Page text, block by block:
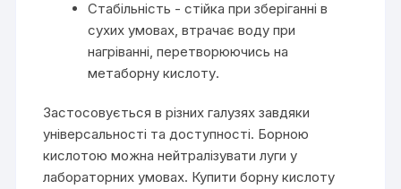
Стабільність - стійка при зберіганні в
сухих умовах, втрачає воду при
нагріванні, перетворюючись на
метаборну кислоту.
Застосовується в різних галузях завдяки
універсальності та доступності. Борною
кислотою можна нейтралізувати луги у
лабораторних умовах. Купити борну кислоту